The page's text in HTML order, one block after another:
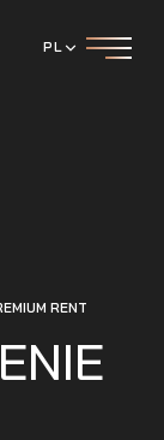
PL
RENT